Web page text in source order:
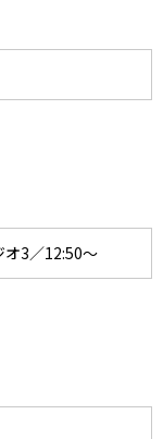
3／12:50～